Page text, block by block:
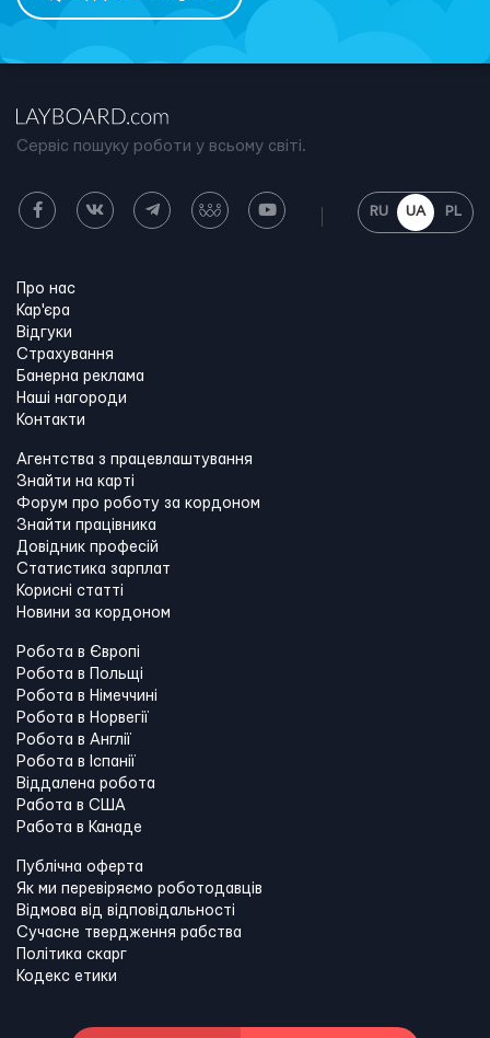
Сервіс пошуку роботи у всьому світі.
RU UA PL
Про нас
Кар'єра
Відгуки
Страхування
Банерна реклама
Наші нагороди
Контакти
Агентства з працевлаштування
Знайти на карті
Форум про роботу за кордоном
Знайти працівника
Довідник професій
Статистика зарплат
Корисні статті
Новини за кордоном
Робота в Європі
Робота в Польщі
Робота в Німеччині
Робота в Норвегії
Робота в Англії
Робота в Іспанії
Віддалена робота
Работа в США
Работа в Канадe
Публічна оферта
Як ми перевіряємо роботодавців
Відмова від відповідальності
Сучасне твердження рабства
Політика скарг
Кодекс етики